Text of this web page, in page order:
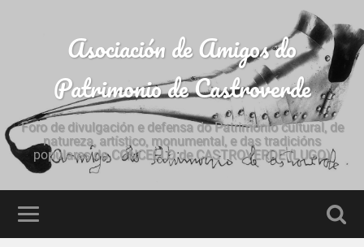
Asociación de Amigos do
Patrimonio de Castroverde
Foro de divulgación e defensa do Patrimonio cultural, de
natureza, artístico, monumental, e das tradicións
populares do CONCELLO de CASTROVERDE (LUGO)